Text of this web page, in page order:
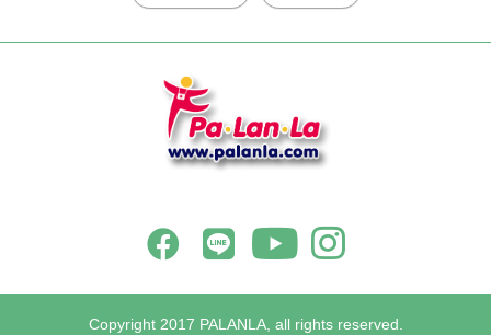
Copyright 2017 PALANLA, all rights reserved.